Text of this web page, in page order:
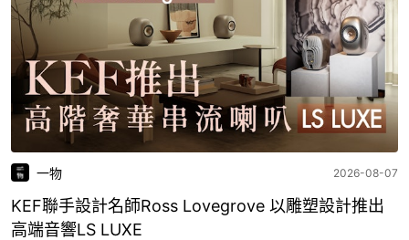
一物 2026-08-07
KEF聯手設計名師Ross Lovegrove 以雕塑設計推出
高端音響LS LUXE